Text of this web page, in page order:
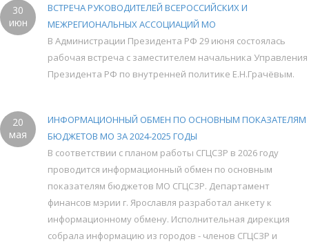
30
июн
ВСТРЕЧА РУКОВОДИТЕЛЕЙ ВСЕРОССИЙСКИХ И
МЕЖРЕГИОНАЛЬНЫХ АССОЦИАЦИЙ МО
В Администрации Президента РФ 29 июня состоялась
рабочая встреча с заместителем начальника Управления
Президента РФ по внутренней политике Е.Н.Грачёвым.
20
мая
ИНФОРМАЦИОННЫЙ ОБМЕН ПО ОСНОВНЫМ ПОКАЗАТЕЛЯМ
БЮДЖЕТОВ МО ЗА 2024-2025 ГОДЫ
В соответствии с планом работы СГЦСЗР в 2026 году
проводится информационный обмен по основным
показателям бюджетов МО СГЦСЗР. Департамент
финансов мэрии г. Ярославля разработал анкету к
информационному обмену. Исполнительная дирекция
собрала информацию из городов - членов СГЦСЗР и